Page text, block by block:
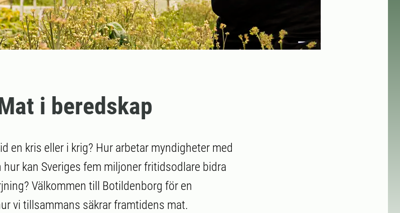
i beredskap
en kris eller i krig? Hur arbetar myndigheter med
hur kan Sveriges fem miljoner fritidsodlare bidra
Välkommen till Botildenborg för en
vi tillsammans säkrar framtidens mat.